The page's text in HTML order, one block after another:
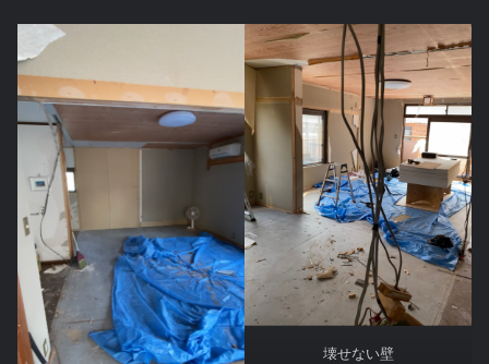
壊せない壁